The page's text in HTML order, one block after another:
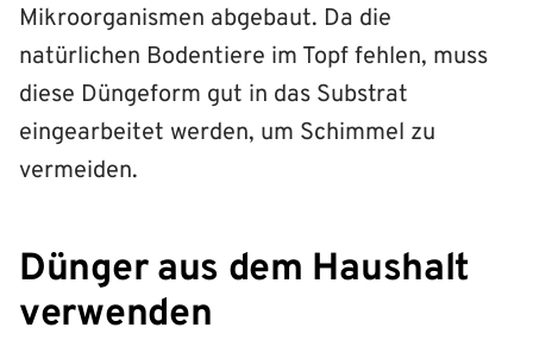
Mikroorganismen abgebaut. Da die
natürlichen Bodentiere im Topf fehlen, muss
diese Düngeform gut in das Substrat
eingearbeitet werden, um Schimmel zu
vermeiden.
Dünger aus dem Haushalt
verwenden